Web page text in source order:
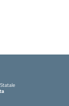
iniziale della scuola